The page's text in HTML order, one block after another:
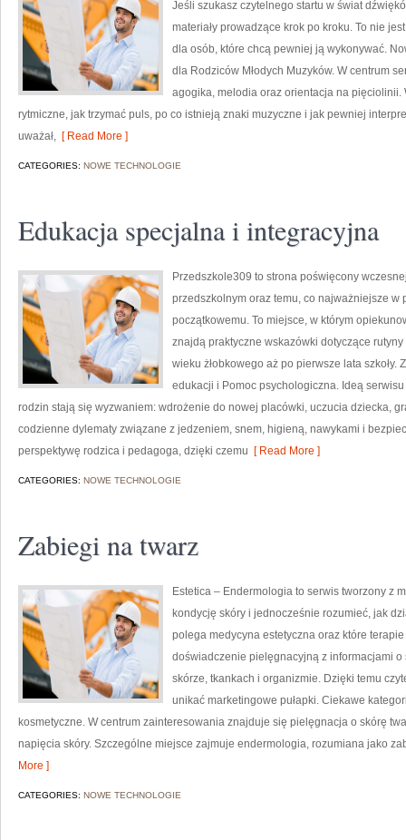
Jeśli szukasz czytelnego startu w świat
materiały prowadzące krok po kroku. To nie
dla osób, które chcą pewniej ją wykonywać.
dla Rodziców Młodych Muzyków. W centrum
agogika, melodia oraz orientacja na pięciolinii.
rytmiczne, jak trzymać puls, po co istnieją znaki muzyczne i jak pewniej
uważał, [ Read More ]
CATEGORIES: NOWE TECHNOLOGIE
Edukacja specjalna i integracyjna
Przedszkole309 to strona poświęcony
przedszkolnym oraz temu, co najważniejsze
początkowemu. To miejsce, w którym
znajdą praktyczne wskazówki dotyczące
wieku żłobkowego aż po pierwsze lata
edukacji i Pomoc psychologiczna. Ideą
rodzin stają się wyzwaniem: wdrożenie do nowej placówki, uczucia dziecka,
codzienne dylematy związane z jedzeniem, snem, higieną, nawykami i
perspektywę rodzica i pedagoga, dzięki czemu [ Read More ]
CATEGORIES: NOWE TECHNOLOGIE
Zabiegi na twarz
Estetica – Endermologia to serwis tworzony z
kondycję skóry i jednocześnie rozumieć, jak
polega medycyna estetyczna oraz które
doświadczenie pielęgnacyjną z informacjami
skórze, tkankach i organizmie. Dzięki temu
unikać marketingowe pułapki. Ciekawe
kosmetyczne. W centrum zainteresowania znajduje się pielęgnacja o skórę
napięcia skóry. Szczególne miejsce zajmuje endermologia, rozumiana jako
More ]
CATEGORIES: NOWE TECHNOLOGIE